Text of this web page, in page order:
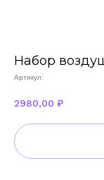
Набор
Артикул:
2980,00 ₽